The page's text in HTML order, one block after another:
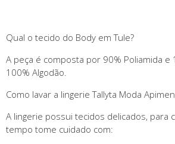
Qual o tecido do Body em Tule?
A peça é composta por 90% Poliamida e
100% Algodão.
Como lavar a lingerie Tallyta Moda
A lingerie possui tecidos delicados, para
tempo tome cuidado com: